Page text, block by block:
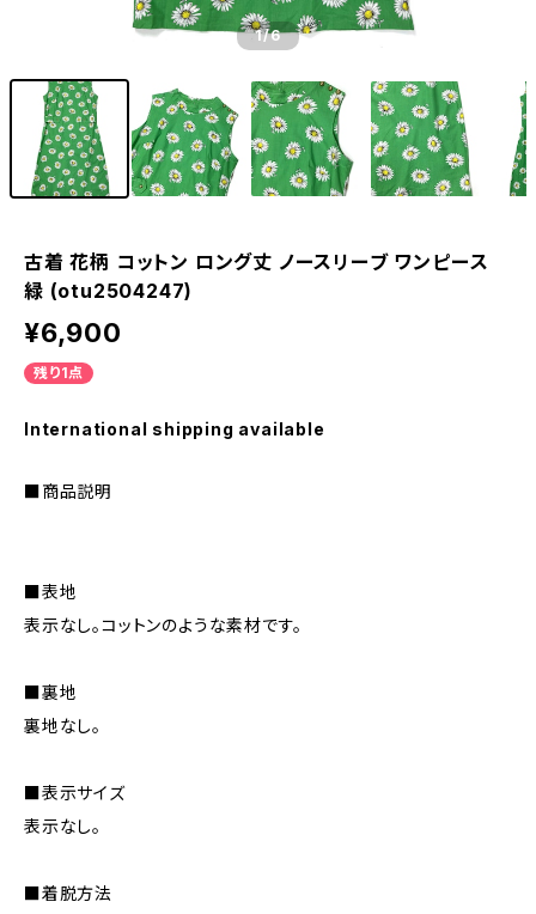
1/6
古着 花柄 コットン ロング丈 ノースリーブ ワンピース
緑 (otu2504247)
¥6,900
残り1点
International shipping available
■商品説明
■表地
表示なし。コットンのような素材です。
■裏地
裏地なし。
■表示サイズ
表示なし。
■着脱方法